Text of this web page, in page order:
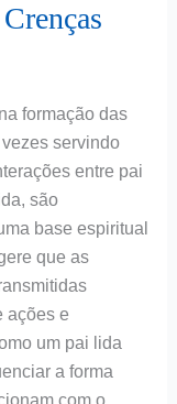
formação das
servindo
entre pai
são
base espiritual
que as
ações e
um pai lida
a forma
com o